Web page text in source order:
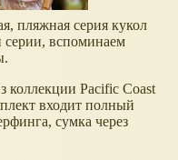
пляжная серия кукол
серии, вспоминаем
коллекции Pacific Coast
входит полный
сумка через